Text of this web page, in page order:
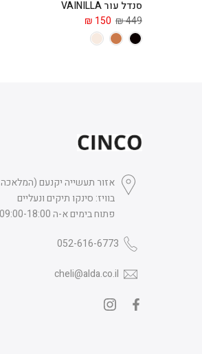
סנדל עור VAINILLA
449 ₪
150 ₪
אזור תעשייה יקנעם (המלאכה 1)
בוויז: סינקו תיקים ונעליים
פתוח בימים א-ה 09:00-18:00 יום ו 08:00-13:00,
052-616-6773
cheli@alda.co.il